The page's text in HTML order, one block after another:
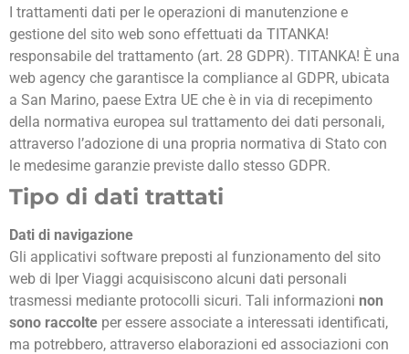
I trattamenti dati per le operazioni di manutenzione e
gestione del sito web sono effettuati da TITANKA!
responsabile del trattamento (art. 28 GDPR). TITANKA! È una
web agency che garantisce la compliance al GDPR, ubicata
a San Marino, paese Extra UE che è in via di recepimento
della normativa europea sul trattamento dei dati personali,
attraverso l’adozione di una propria normativa di Stato con
le medesime garanzie previste dallo stesso GDPR.
Tipo di dati trattati
Dati di navigazione
Gli applicativi software preposti al funzionamento del sito
web di Iper Viaggi acquisiscono alcuni dati personali
trasmessi mediante protocolli sicuri. Tali informazioni non
sono raccolte per essere associate a interessati identificati,
ma potrebbero, attraverso elaborazioni ed associazioni con